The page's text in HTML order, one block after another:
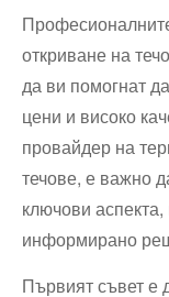
откриване на
да ви помогнат
цени и високо
провайдер на
течове, е важно
ключови
информирано
Първият съвет е